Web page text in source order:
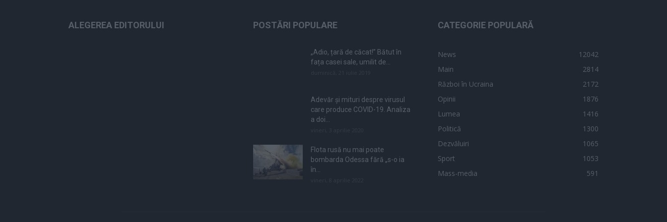
ALEGEREA EDITORULUI POSTĂRI POPULARE
„Adio, țară de căcat!” Bătut în
fața casei sale, umilit de...
Adevăr și mituri despre virusul
care produce COVID-19. Analiza
a doi...
Flota rusă nu mai poate
bombarda Odessa fără „s-o ia
în...
CATEGORIE POPULARĂ
News
12042
Main
2814
Război în Ucraina
2172
Opinii
1876
Lumea
1416
Politică
1300
Dezvăluiri
1065
Sport
1053
Mass-media
591